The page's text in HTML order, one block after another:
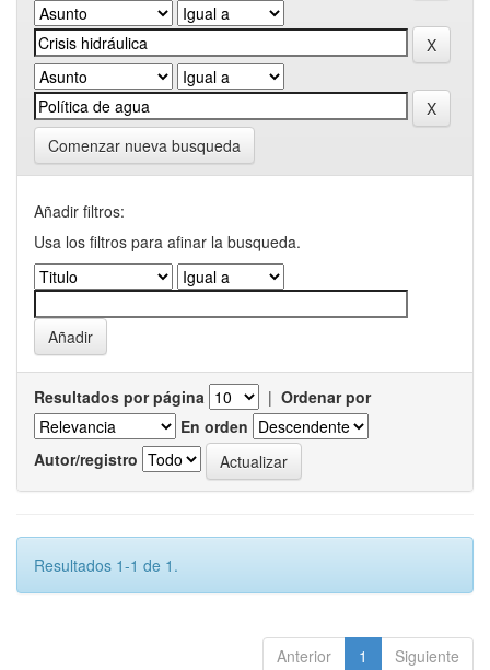
Comenzar nueva busqueda
Añadir filtros:
Usa los filtros para afinar la busqueda.
Resultados por página | Ordenar por
En orden
Autor/registro
Resultados 1-1 de 1.
Anterior 1 Siguiente